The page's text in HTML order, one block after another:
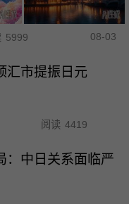
5999 08-03
汇市提振日元
阅读 4419
：中日关系面临严